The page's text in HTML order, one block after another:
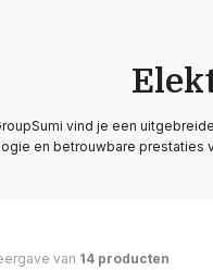
vind je een
en betrouwbare prestaties
van 14 producten